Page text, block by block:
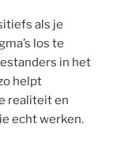
als je
los te
in het
helpt
realiteit en
echt werken.